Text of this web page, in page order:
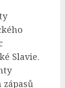
Slavie.